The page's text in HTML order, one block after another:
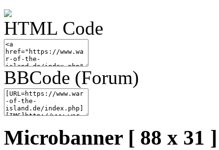
HTML Code
BBCode (Forum)
Microbanner [ 88 x 31 ]